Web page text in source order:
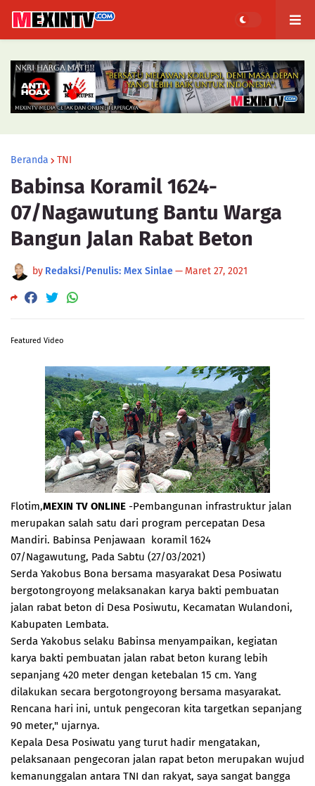
Beranda TNI
Babinsa Koramil 1624-
07/Nagawutung Bantu Warga
Bangun Jalan Rabat Beton
by Redaksi/Penulis: Mex Sinlae— Maret 27, 2021
Featured Video
Flotim,MEXIN TV ONLINE -Pembangunan infrastruktur jalan
merupakan salah satu dari program percepatan Desa
Mandiri. Babinsa Penjawaan koramil 1624
07/Nagawutung, Pada Sabtu (27/03/2021)
Serda Yakobus Bona bersama masyarakat Desa Posiwatu
bergotongroyong melaksanakan karya bakti pembuatan
jalan rabat beton di Desa Posiwutu, Kecamatan Wulandoni,
Kabupaten Lembata.
Serda Yakobus selaku Babinsa menyampaikan, kegiatan
karya bakti pembuatan jalan rabat beton kurang lebih
sepanjang 420 meter dengan ketebalan 15 cm. Yang
dilakukan secara bergotongroyong bersama masyarakat.
Rencana hari ini, untuk pengecoran kita targetkan sepanjang
90 meter," ujarnya.
Kepala Desa Posiwatu yang turut hadir mengatakan,
pelaksanaan pengecoran jalan rapat beton merupakan wujud
kemanunggalan antara TNI dan rakyat, saya sangat bangga